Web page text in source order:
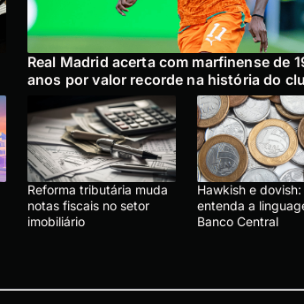
Real Madrid acerta com marfinense de
anos por valor recorde na história do
Reforma tributária muda
notas fiscais no setor
imobiliário
Hawkish e dovish:
entenda a
Banco Central